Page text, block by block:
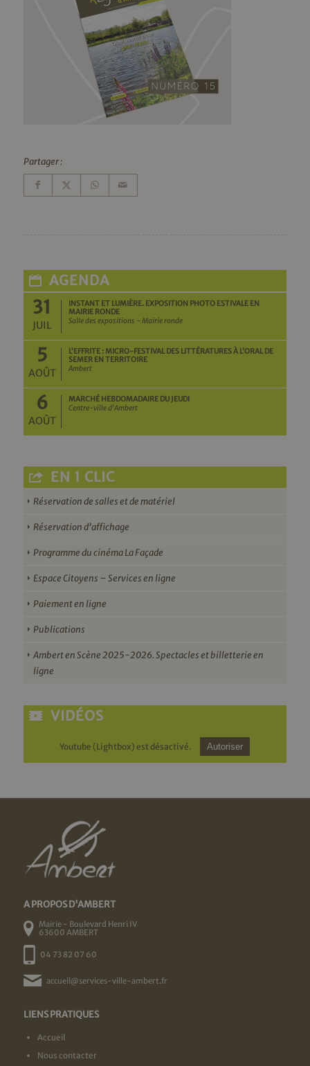
Partager :
AGENDA
31
JUIL
INSTANT ET LUMIÈRE. EXPOSITION PHOTO ESTIVALE EN
MAIRIE RONDE
Salle des expositions - Mairie ronde
5
AOÛT
L’EFFRITE : MICRO-FESTIVAL DES LITTÉRATURES À L’ORAL DE
SEMER EN TERRITOIRE
Ambert
6
AOÛT
MARCHÉ HEBDOMADAIRE DU JEUDI
Centre-ville d'Ambert
EN 1 CLIC
Réservation de salles et de matériel
Réservation d’affichage
Programme du cinéma La Façade
Espace Citoyens – Services en ligne
Paiement en ligne
Publications
Ambert en Scène 2025-2026. Spectacles et billetterie en
ligne
VIDÉOS
Youtube (Lightbox) est désactivé. Autoriser
A PROPOS D'AMBERT
Mairie - Boulevard Henri IV
63600 AMBERT
04 73 82 07 60
accueil@services-ville-ambert.fr
LIENS PRATIQUES
Accueil
Nous contacter